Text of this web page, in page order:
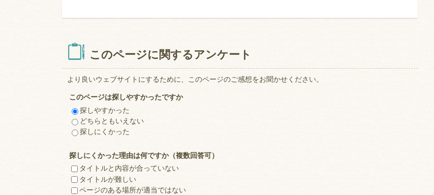
このページに関するアンケート
より良いウェブサイトにするために、このページのご感想をお聞かせください。
このページは探しやすかったですか
探しやすかった
どちらともいえない
探しにくかった
探しにくかった理由は何ですか（複数回答可）
タイトルと内容が合っていない
タイトルが難しい
ページのある場所が適当ではない